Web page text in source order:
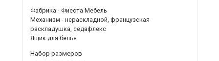
Фабрика - Фиеста Мебель
Механизм - нераскладной, французская
раскладушка, седафлекс
Ящик для белья
Набор размеров